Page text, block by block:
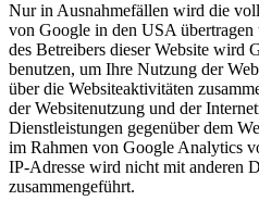
Nur in Ausnahmefällen wird die
von Google in den USA
des Betreibers dieser Website wird
benutzen, um Ihre Nutzung der
über die Websiteaktivitäten
der Websitenutzung und der
Dienstleistungen gegenüber dem
im Rahmen von Google Analytics
IP-Adresse wird nicht mit anderen
zusammengeführt.